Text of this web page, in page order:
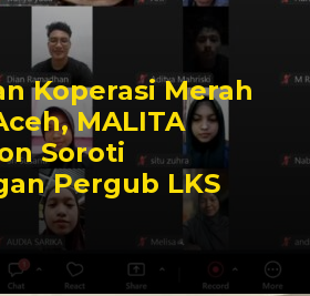
Koperasi Merah
MALITA
Soroti
Pergub LKS